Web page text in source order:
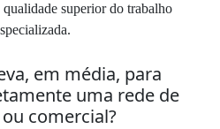
superior do trabalho
em média, para
uma rede de
comercial?